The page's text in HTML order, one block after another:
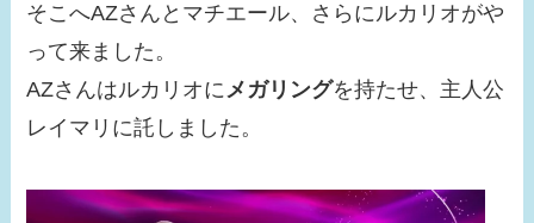
そこへAZさんとマチエール、さらにルカリオがや
って来ました。
AZさんはルカリオにメガリングを持たせ、主人公
レイマリに託しました。